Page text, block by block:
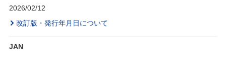
2026/02/12
改訂版・発行年月日について
JAN